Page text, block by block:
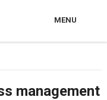
MENU
management